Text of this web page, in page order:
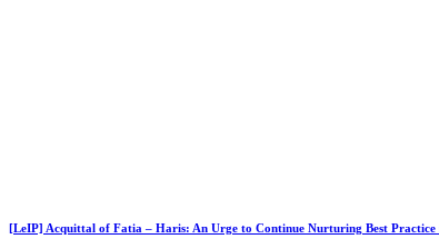
[LeIP] Acquittal of Fatia – Haris: An Urge to Continue Nurturing Best Practice